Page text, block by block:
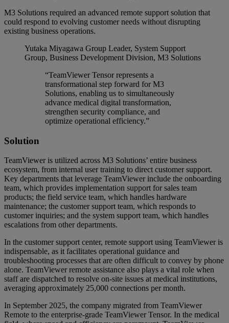
M3 Solutions required an advanced remote support solution that
could respond to evolving customer needs without disrupting
existing business operations.
Yutaka Miyagawa Group Leader, System Support
Group, Business Development Division, M3 Solutions
“TeamViewer Tensor represents a
transformational step forward for M3
Solutions, enabling us to simultaneously
advance medical digital transformation,
strengthen security compliance, and
optimize operational efficiency.”
Solution
TeamViewer is utilized across M3 Solutions’ entire business
ecosystem, from internal user training to direct customer support.
Key departments that leverage TeamViewer include the onboarding
team, which provides implementation support for sales team
products; the field service team, which handles hardware
maintenance; the customer support team, which responds to
customer inquiries; and the system support team, which handles
escalations from other departments.
In the customer support center, remote support using TeamViewer is
indispensable, as it facilitates operational guidance and
troubleshooting processes that are often difficult to convey by phone
alone. TeamViewer remote assistance also plays a vital role when
staff are dispatched to resolve on-site issues at medical institutions,
averaging approximately 25,000 connections per month.
In September 2025, the company migrated from TeamViewer
Remote to the enterprise-grade TeamViewer Tensor. In the medical